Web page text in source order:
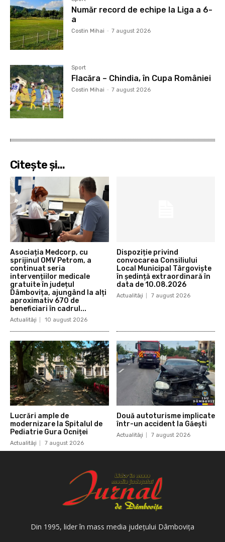
Număr record de echipe la Liga a 6-
a
Costin Mihai - 7 august 2026
Sport
Flacăra – Chindia, în Cupa României
Costin Mihai - 7 august 2026
Citeşte şi...
Asociația Medcorp, cu
sprijinul OMV Petrom, a
continuat seria
intervențiilor medicale
gratuite în județul
Dâmbovița, ajungând la alți
aproximativ 670 de
beneficiari în cadrul...
Actualităţi 10 august 2026
Dispoziție privind
convocarea Consiliului
Local Municipal Târgoviște
în ședință extraordinară în
data de 10.08.2026
Actualităţi 7 august 2026
Lucrări ample de
modernizare la Spitalul de
Pediatrie Gura Ocniței
Actualităţi 7 august 2026
Două autoturisme implicate
într-un accident la Găești
Actualităţi 7 august 2026
Din 1995, lider în mass media judeţului Dâmboviţa